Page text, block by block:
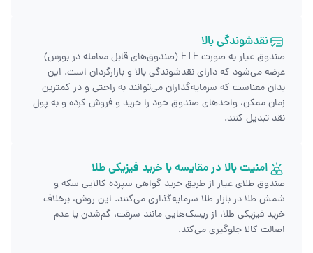
نقدشوندگی بالا
صندوق عیار به صورت ETF (صندوق‌های قابل معامله در بورس)
عرضه می‌شود که دارای نقدشوندگی بالا و بازارگردان است. این
بدان معناست که سرمایه‌گذاران می‌توانند به راحتی و در کمترین
زمان ممکن، واحدهای صندوق خود را خرید و فروش کرده و به پول
نقد تبدیل کنند.
امنیت بالا در مقایسه با خرید فیزیکی طلا
صندوق طلای عیار از طریق خرید گواهی سپرده کالایی سکه و
شمش طلا در بازار طلا سرمایه‌گذاری می‌کنند. این روش، برخلاف
خرید فیزیکی طلا، از ریسک‌هایی مانند سرقت، گم‌شدن یا عدم
اصالت کالا جلوگیری می‌کند.